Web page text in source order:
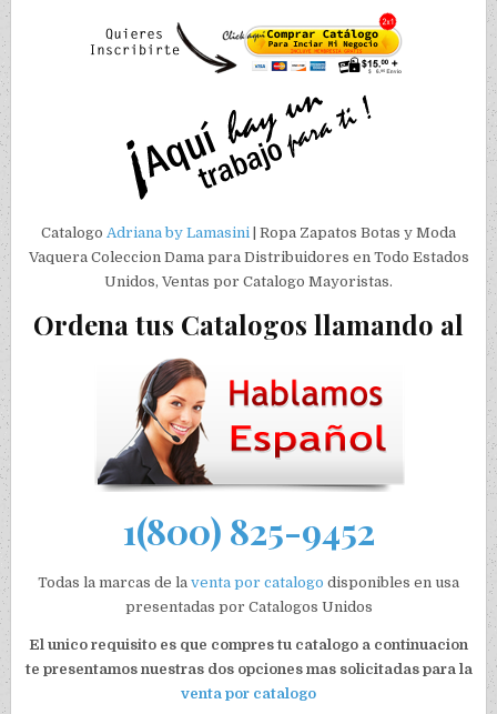
Catalogo Adriana by Lamasini | Ropa Zapatos Botas y Moda
Vaquera Coleccion Dama para Distribuidores en Todo Estados
Unidos, Ventas por Catalogo Mayoristas.
Ordena tus Catalogos llamando al
1(800) 825-9452
Todas la marcas de la venta por catalogo disponibles en usa
presentadas por Catalogos Unidos
El unico requisito es que compres tu catalogo a continuacion
te presentamos nuestras dos opciones mas solicitadas para la
venta por catalogo